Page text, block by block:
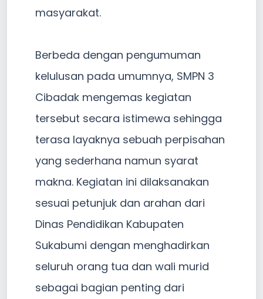
masyarakat.
Berbeda dengan pengumuman
kelulusan pada umumnya, SMPN 3
Cibadak mengemas kegiatan
tersebut secara istimewa sehingga
terasa layaknya sebuah perpisahan
yang sederhana namun syarat
makna. Kegiatan ini dilaksanakan
sesuai petunjuk dan arahan dari
Dinas Pendidikan Kabupaten
Sukabumi dengan menghadirkan
seluruh orang tua dan wali murid
sebagai bagian penting dari